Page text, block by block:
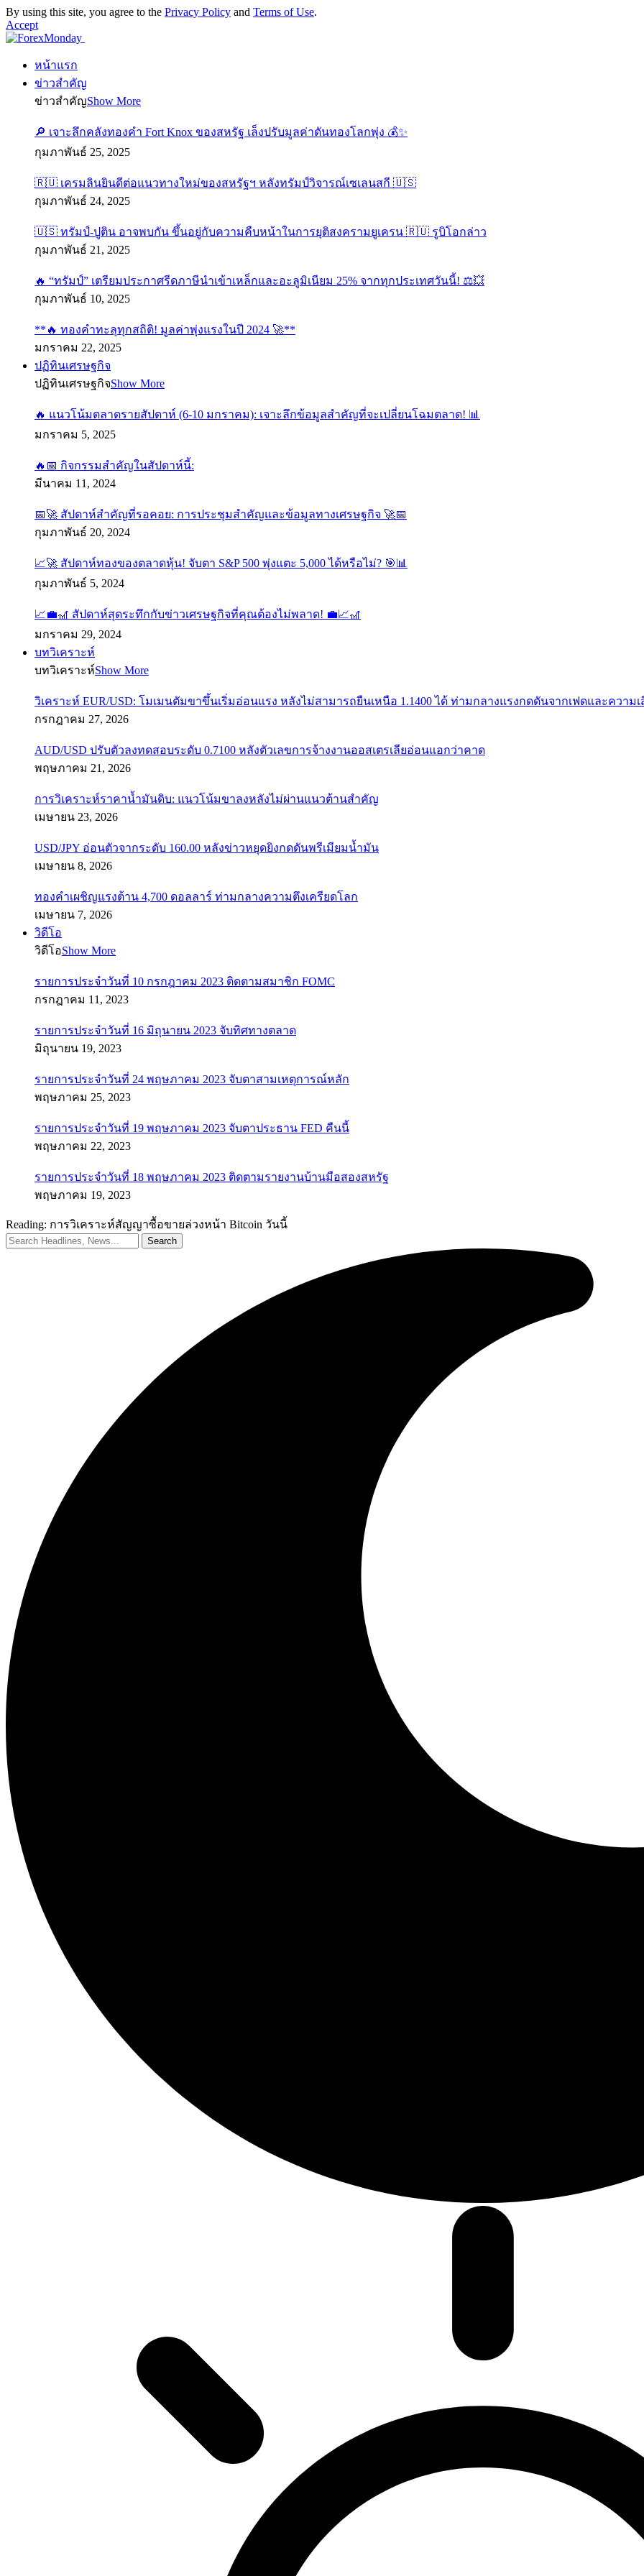
By using this site, you agree to the Privacy Policy and Terms of Use.
Accept
หน้าแรก
ข่าวสำคัญ
ข่าวสำคัญShow More
🔎 เจาะลึกคลังทองคำ Fort Knox ของสหรัฐ เล็งปรับมูลค่าดันทองโลกพุ่ง 💰✨
กุมภาพันธ์ 25, 2025
🇷🇺 เครมลินยินดีต่อแนวทางใหม่ของสหรัฐฯ หลังทรัมป์วิจารณ์เซเลนสกี 🇺🇸
กุมภาพันธ์ 24, 2025
🇺🇸 ทรัมป์-ปูติน อาจพบกัน ขึ้นอยู่กับความคืบหน้าในการยุติสงครามยูเครน 🇷🇺 รูบิโอกล่าว
กุมภาพันธ์ 21, 2025
🔥 “ทรัมป์” เตรียมประกาศรีดภาษีนำเข้าเหล็กและอะลูมิเนียม 25% จากทุกประเทศวันนี้! ⚖️💥
กุมภาพันธ์ 10, 2025
**🔥 ทองคำทะลุทุกสถิติ! มูลค่าพุ่งแรงในปี 2024 🚀**
มกราคม 22, 2025
ปฏิทินเศรษฐกิจ
ปฏิทินเศรษฐกิจShow More
🔥 แนวโน้มตลาดรายสัปดาห์ (6-10 มกราคม): เจาะลึกข้อมูลสำคัญที่จะเปลี่ยนโฉมตลาด! 📊
มกราคม 5, 2025
🔥📅 กิจกรรมสำคัญในสัปดาห์นี้:
มีนาคม 11, 2024
📅🚀 สัปดาห์สำคัญที่รอคอย: การประชุมสำคัญและข้อมูลทางเศรษฐกิจ 🚀📅
กุมภาพันธ์ 20, 2024
📈🚀 สัปดาห์ทองของตลาดหุ้น! จับตา S&P 500 พุ่งแตะ 5,000 ได้หรือไม่? 🎯📊
กุมภาพันธ์ 5, 2024
📈💼🎢 สัปดาห์สุดระทึกกับข่าวเศรษฐกิจที่คุณต้องไม่พลาด! 💼📈🎢
มกราคม 29, 2024
บทวิเคราะห์
บทวิเคราะห์Show More
วิเคราะห์ EUR/USD: โมเมนตัมขาขึ้นเริ่มอ่อนแรง หลังไม่สามารถยืนเหนือ 1.1400 ได้ ท่ามกลางแรงกดดันจากเฟดและความ
กรกฎาคม 27, 2026
AUD/USD ปรับตัวลงทดสอบระดับ 0.7100 หลังตัวเลขการจ้างงานออสเตรเลียอ่อนแอกว่าคาด
พฤษภาคม 21, 2026
การวิเคราะห์ราคาน้ำมันดิบ: แนวโน้มขาลงหลังไม่ผ่านแนวต้านสำคัญ
เมษายน 23, 2026
USD/JPY อ่อนตัวจากระดับ 160.00 หลังข่าวหยุดยิงกดดันพรีเมียมน้ำมัน
เมษายน 8, 2026
ทองคำเผชิญแรงต้าน 4,700 ดอลลาร์ ท่ามกลางความตึงเครียดโลก
เมษายน 7, 2026
วิดีโอ
วิดีโอShow More
รายการประจำวันที่ 10 กรกฎาคม 2023 ติดตามสมาชิก FOMC
กรกฎาคม 11, 2023
รายการประจำวันที่ 16 มิถุนายน 2023 จับทิศทางตลาด
มิถุนายน 19, 2023
รายการประจำวันที่ 24 พฤษภาคม 2023 จับตาสามเหตุการณ์หลัก
พฤษภาคม 25, 2023
รายการประจำวันที่ 19 พฤษภาคม 2023 จับตาประธาน FED คืนนี้
พฤษภาคม 22, 2023
รายการประจำวันที่ 18 พฤษภาคม 2023 ติดตามรายงานบ้านมือสองสหรัฐ
พฤษภาคม 19, 2023
Reading: การวิเคราะห์สัญญาซื้อขายล่วงหน้า Bitcoin วันนี้